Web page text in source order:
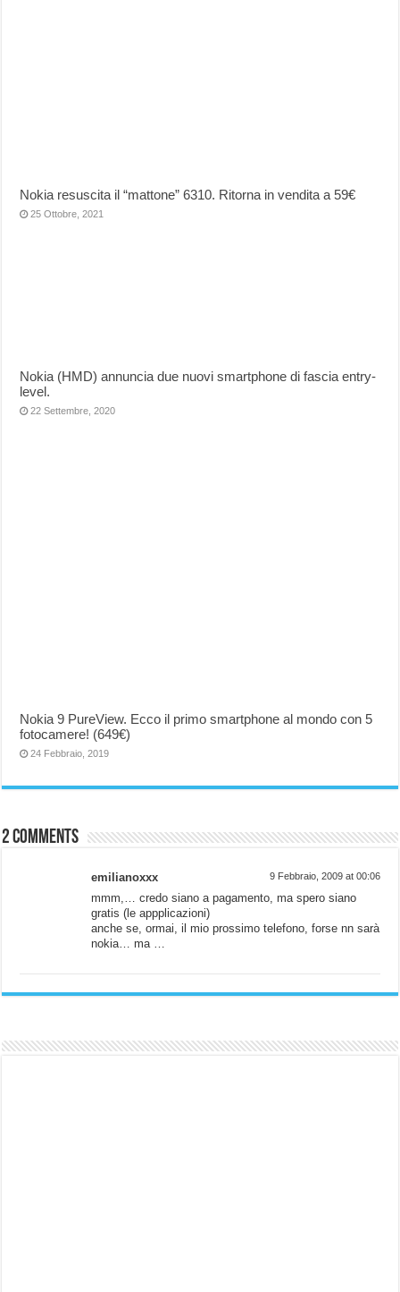
Nokia resuscita il “mattone” 6310. Ritorna in vendita a 59€
25 Ottobre, 2021
Nokia (HMD) annuncia due nuovi smartphone di fascia entry-
level.
22 Settembre, 2020
Nokia 9 PureView. Ecco il primo smartphone al mondo con 5
fotocamere! (649€)
24 Febbraio, 2019
2 comments
emilianoxxx 9 Febbraio, 2009 at 00:06
mmm,… credo siano a pagamento, ma spero siano
gratis (le appplicazioni)
anche se, ormai, il mio prossimo telefono, forse nn sarà
nokia… ma …